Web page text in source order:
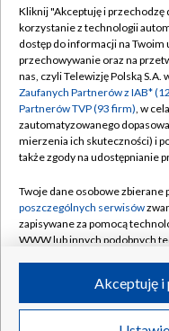
Abonament TVP
Emisja w TVP
Centrum informacji
Naziemna Telewizja
Rada Programowa
System NOS
Informacje o nadawcy
Program dla prasy
©2026
Kliknij "Akceptuję i przechodzę
korzystanie z technologii
dostęp do informacji na
przechowywanie oraz na
nas, czyli Telewizję Polską S.A.
Zaufanych Partnerów z IAB*
Partnerów TVP (93 firm), w
zautomatyzowanego
mierzenia ich skuteczności) i
także zgody na udostępnianie
Twoje dane osobowe zbierane
poszczególnych serwisów
zapisywane za pomocą
WWW lub innych podobnych
ruchu w Internecie.
Twoje dane osobowe zbierane
Akceptuję i